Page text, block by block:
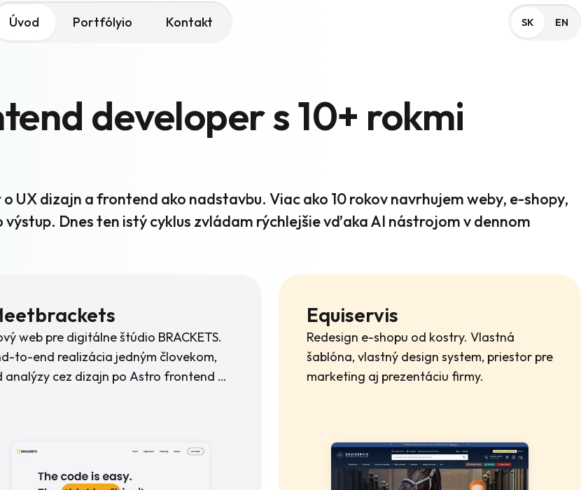
Úvod Portfólyio Kontakt SK EN
developer s 10+ rokmi
UX dizajn a frontend ako nadstavbu. Viac ako 10 rokov navrhujem weby, e-shopy,
Dnes ten istý cyklus zvládam rýchlejšie vďaka AI nástrojom v dennom
web pre digitálne štúdio BRACKETS.
to-end realizácia jedným človekom,
analýzy cez dizajn po Astro frontend a
Equiservis
Redesign e-shopu od kostry. Vlastná
šablóna, vlastný design system, priestor pre
marketing aj prezentáciu firmy.